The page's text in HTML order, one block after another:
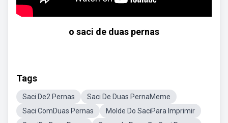
o saci de duas pernas
Tags
Saci De2 Pernas
Saci De Duas PernaMeme
Saci ComDuas Pernas
Molde Do SaciPara Imprimir